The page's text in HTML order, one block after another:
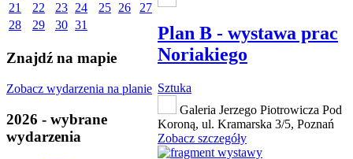
21
22 23 24 25 26
27
28
29 30 31
Znajdź na mapie
Zobacz wydarzenia na planie
2026 - wybrane
wydarzenia
Plan B - wystawa prac
Noriakiego
Sztuka
Galeria Jerzego Piotrowicza Pod
Koroną, ul. Kramarska 3/5, Poznań
Zobacz szczegóły